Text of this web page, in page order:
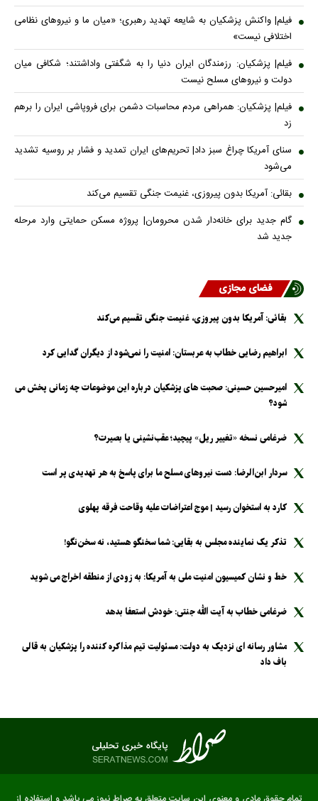
فیلم| واکنش پزشکیان به شایعه تهدید رهبری؛ «میان ما و نیروهای نظامی
اختلافی نیست»
فیلم| پزشکیان: رزمندگان ایران دنیا را به شگفتی واداشتند؛ شکافی میان
دولت و نیروهای مسلح نیست
فیلم| پزشکیان: همراهی مردم محاسبات دشمن برای فروپاشی ایران را برهم
زد
سنای آمریکا چراغ سبز داد| تحریم‌های ایران تمدید و فشار بر روسیه تشدید
می‌شود
بقائی: آمریکا بدون پیروزی، غنیمت جنگی تقسیم می‌کند
گام جدید برای خانه‌دار شدن محرومان| پروژه مسکن حمایتی وارد مرحله
جدید شد
فضای مجازی
بقائی: آمریکا بدون پیروزی، غنیمت جنگی تقسیم می‌کند
ابراهیم رضایی خطاب به عربستان: امنیت را نمی‌شود از دیگران گدایی کرد
امیرحسین حسینی: صحبت های پزشکیان درباره این موضوعات چه زمانی پخش می
شود؟
ضرغامی نسخه «تغییر ریل» پیچید؛ عقب‌نشینی یا بصیرت؟
سردار ابن‌الرضا: دست نیرو‌های مسلح ما برای پاسخ به هر تهدیدی پر است
کارد به استخوان رسید | موج اعتراضات علیه وقاحت فرقه پهلوی
تذکر یک نماینده مجلس به بقایی: شما سخنگو هستید، نه سخن‌نگو!
خط و نشان کمیسیون امنیت ملی به آمریکا: به زودی از منطقه اخراج می شوید
ضرغامی خطاب به آیت الله جنتی: خودش استعفا بدهد
مشاور رسانه ای نزدیک به دولت: مسئولیت تیم مذاکره کننده را پزشکیان به قالی
باف داد
تمام حقوق مادی و معنوی این سایت متعلق به صراط نیوز می باشد و استفاده از